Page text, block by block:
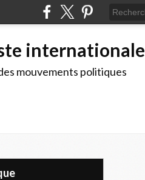
internationale
mouvements politiques